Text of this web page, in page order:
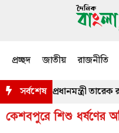
প্রচ্ছদ জাতীয় রাজনীতি
সর্বশেষ
নিতে প্রধানমন্ত্রী তারেক
কেশবপুরে শিশু ধর্ষণের